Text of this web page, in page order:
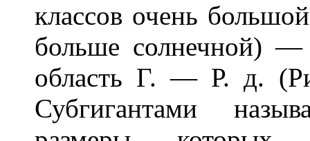
классов очень
больше солнечной)
область Г. — Р. д.
Субгигантами